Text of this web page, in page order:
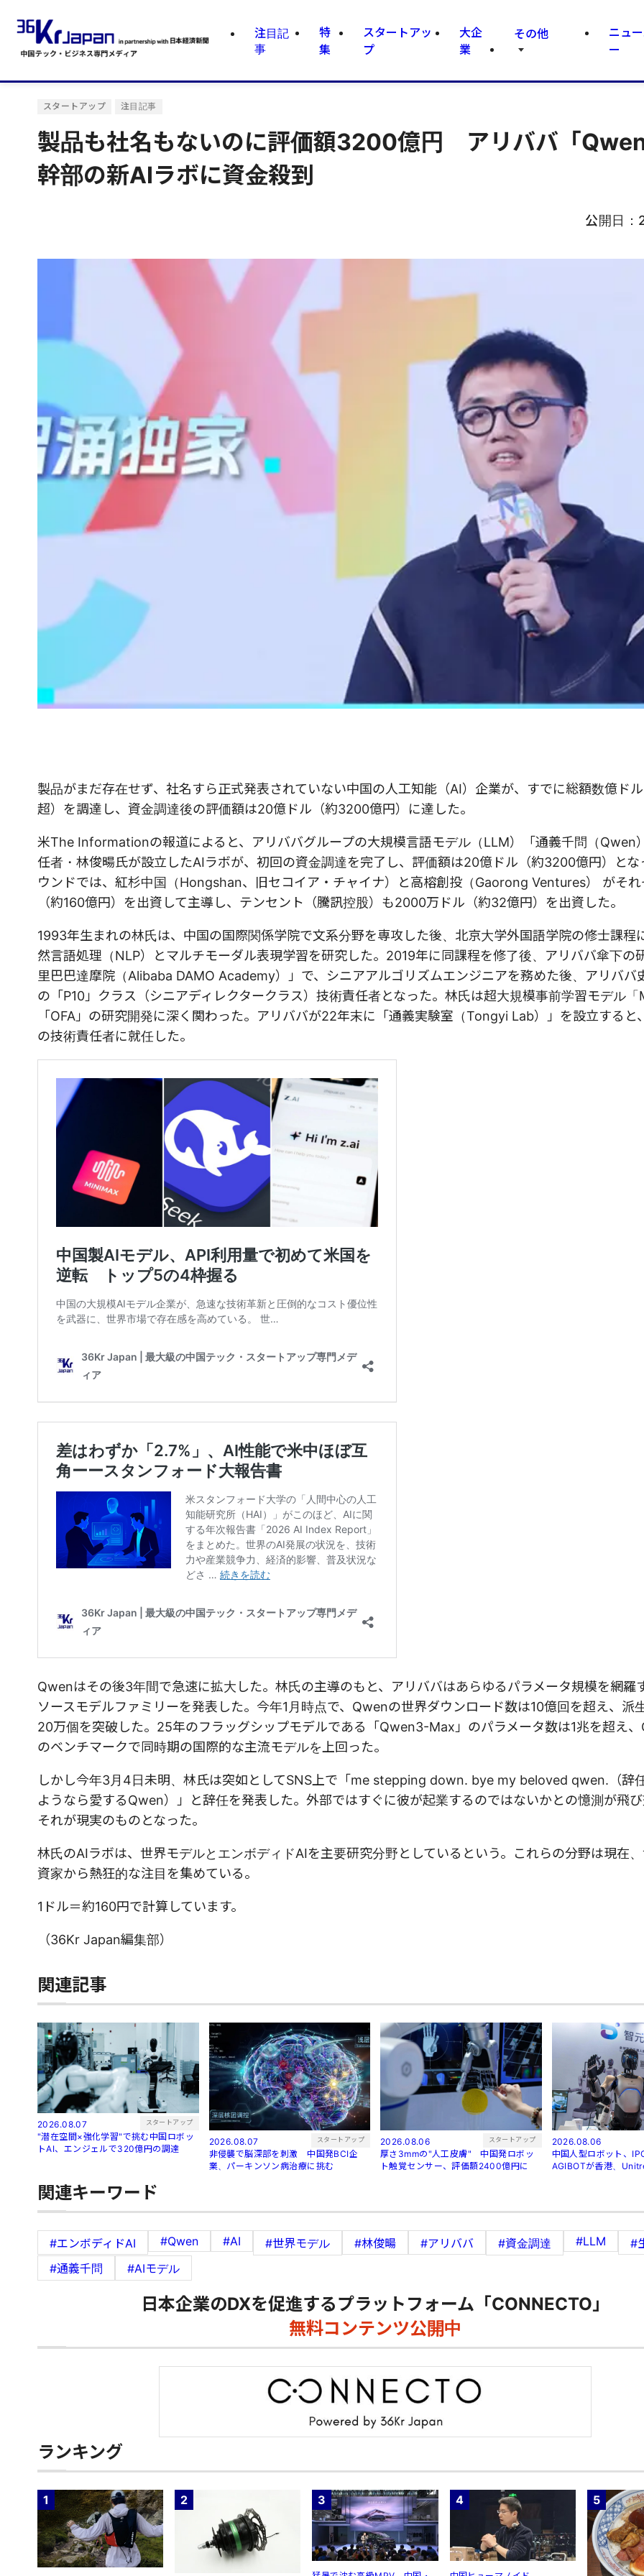
注目記
事
特
集
スタートアッ
プ
大企
業
その他
ニュ
ー
スタートアップ 注目記事
製品も社名もないのに評価額3200億円 アリババ「
幹部の新AIラボに資金殺到
公開日：
製品がまだ存在せず、社名すら正式発表されていない中国の人工知能（AI）企業が、すでに総額数億ド
超）を調達し、資金調達後の評価額は20億ドル（約3200億円）に達した。
米The Informationの報道によると、アリババグループの大規模言語モデル（LLM）「通義千問（Qwen
任者・林俊暘氏が設立したAIラボが、初回の資金調達を完了し、評価額は20億ドル（約3200億円）とな
ウンドでは、紅杉中国（Hongshan、旧セコイア・チャイナ）と高榕創投（Gaorong Ventures） がそれ
（約160億円）を出資して主導し、テンセント（騰訊控股）も2000万ドル（約32億円）を出資した。
1993年生まれの林氏は、中国の国際関係学院で文系分野を専攻した後、北京大学外国語学院の修士課程
然言語処理（NLP）とマルチモーダル表現学習を研究した。2019年に同課程を修了後、アリババ傘下の
里巴巴達摩院（Alibaba DAMO Academy）」で、シニアアルゴリズムエンジニアを務めた後、アリババ
の「P10」クラス（シニアディレクタークラス）技術責任者となった。林氏は超大規模事前学習モデル「
「OFA」の研究開発に深く関わった。アリババが22年末に「通義実験室（Tongyi Lab）」を設立すると
の技術責任者に就任した。
Qwenはその後3年間で急速に拡大した。林氏の主導のもと、アリババはあらゆるパラメータ規模を網羅
ソースモデルファミリーを発表した。今年1月時点で、Qwenの世界ダウンロード数は10億回を超え、派
20万個を突破した。25年のフラッグシップモデルである「Qwen3-Max」のパラメータ数は1兆を超え、
のベンチマークで同時期の国際的な主流モデルを上回った。
しかし今年3月4日未明、林氏は突如としてSNS上で「me stepping down. bye my beloved qwen.（辞
ようなら愛するQwen）」と辞任を発表した。外部ではすぐに彼が起業するのではないかとの憶測が飛
それが現実のものとなった。
林氏のAIラボは、世界モデルとエンボディドAIを主要研究分野としているという。これらの分野は現在
資家から熱狂的な注目を集めている。
1ドル＝約160円で計算しています。
（36Kr Japan編集部）
関連記事
2026.08.07 スタートアップ
"潜在空間×強化学習"で挑む中国ロボッ
トAI、エンジェルで320億円の調達
2026.08.07 スタートアップ
非侵襲で脳深部を刺激 中国発BCI企
業、パーキンソン病治療に挑む
2026.08.06 スタートアップ
厚さ3mmの"人工皮膚" 中国発ロボッ
ト触覚センサー、評価額2400億円に
2026.08.06
中国人型ロボット、
AGIBOTが香港、
関連キーワード
#エンボディドAI #Qwen #AI #世界モデル #林俊暘 #アリババ #資金調達 #LLM
#
#通義千問
#AIモデル
日本企業のDXを促進するプラットフォーム「CONNECTO」
無料コンテンツ公開中
ランキング
1 2 3 4 5